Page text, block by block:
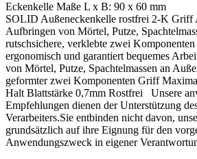
Eckenkelle Maße L x B: 90 x 60 mm
SOLID Außeneckenkelle rostfrei 2-K Griff
Aufbringen von Mörtel, Putze,
rutschsichere, verklebte zwei
ergonomisch und garantiert bequemes
von Mörtel, Putze, Spachtelmassen an
geformter zwei Komponenten Griff
Halt Blattstärke 0,7mm Rostfrei Unsere
Empfehlungen dienen der Unterstützung
Verarbeiters.Sie entbinden nicht davon,
grundsätzlich auf ihre Eignung für den
Anwendungszweck in eigener